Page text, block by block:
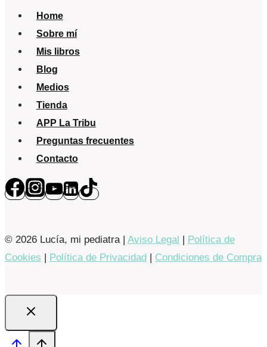
Home
Sobre mí
Mis libros
Blog
Medios
Tienda
APP La Tribu
Preguntas frecuentes
Contacto
© 2026 Lucía, mi pediatra | Aviso Legal | Política de
Cookies | Política de Privacidad | Condiciones de Compra